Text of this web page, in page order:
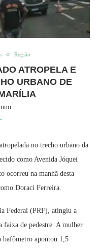
Região
ATROPELA E
URBANO DE
no trecho urbano da
como Avenida Jóquei
ocorreu na manhã desta
Doraci Ferreira.
Federal (PRF), atingiu a
faixa de pedestre. A mulher
bafômetro apontou 1,5